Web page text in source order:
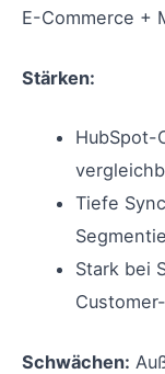
E-Commerce +
Stärken:
HubSpot-
Tiefe
Stark bei
Schwächen: